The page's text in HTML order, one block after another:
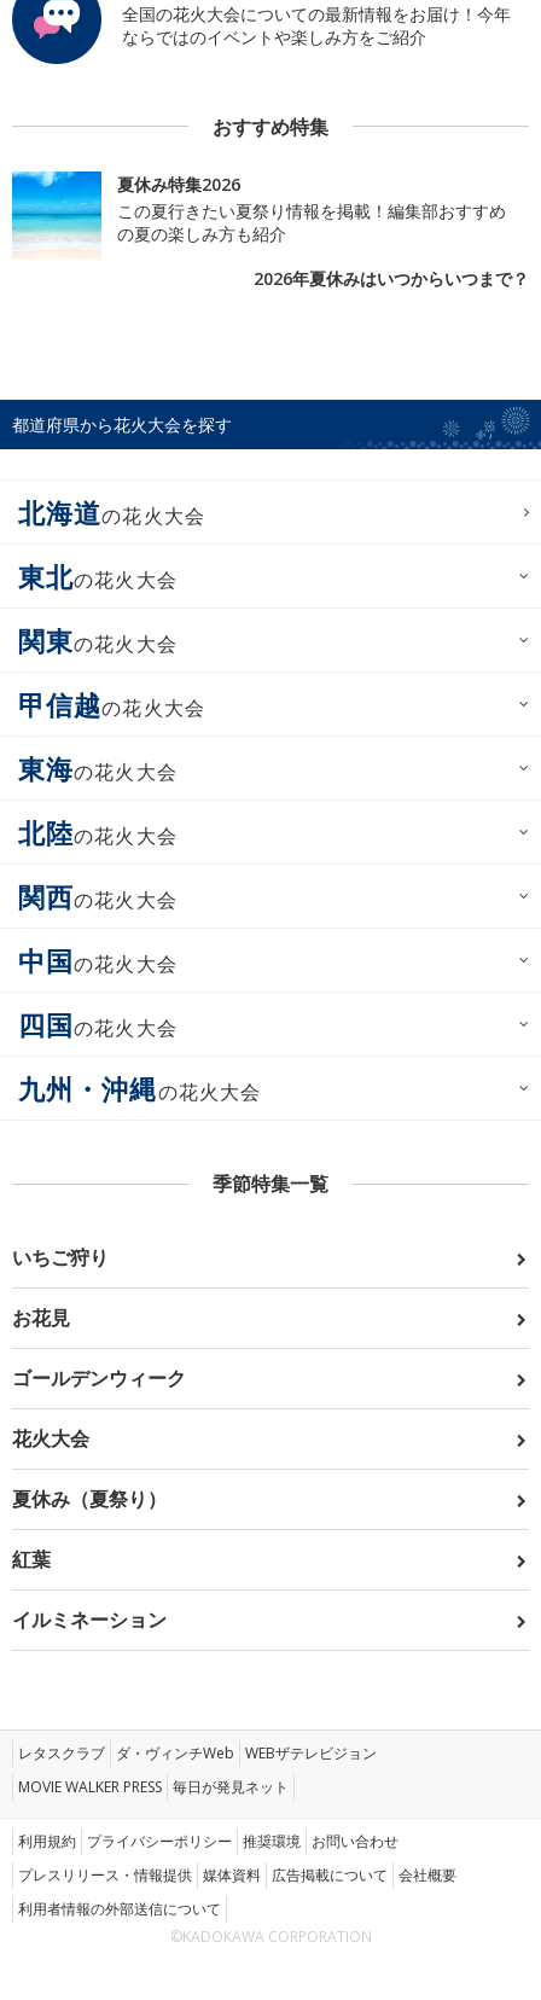
全国の花火大会についての最新情報をお届け！今年
ならではのイベントや楽しみ方をご紹介
おすすめ特集
夏休み特集2026
この夏行きたい夏祭り情報を掲載！編集部おすすめ
の夏の楽しみ方も紹介
2026年夏休みはいつからいつまで？
都道府県から花火大会を探す
北海道の花火大会
東北の花火大会
関東の花火大会
甲信越の花火大会
東海の花火大会
北陸の花火大会
関西の花火大会
中国の花火大会
四国の花火大会
九州・沖縄の花火大会
季節特集一覧
いちご狩り
お花見
ゴールデンウィーク
花火大会
夏休み（夏祭り）
紅葉
イルミネーション
レタスクラブ ダ・ヴィンチWeb WEBザテレビジョン
MOVIE WALKER PRESS 毎日が発見ネット
利用規約 プライバシーポリシー 推奨環境 お問い合わせ
プレスリリース・情報提供 媒体資料 広告掲載について 会社概要
利用者情報の外部送信について
©KADOKAWA CORPORATION